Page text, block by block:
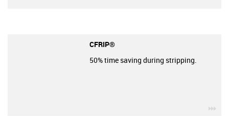
CFRIP®
50% time saving during stripping.